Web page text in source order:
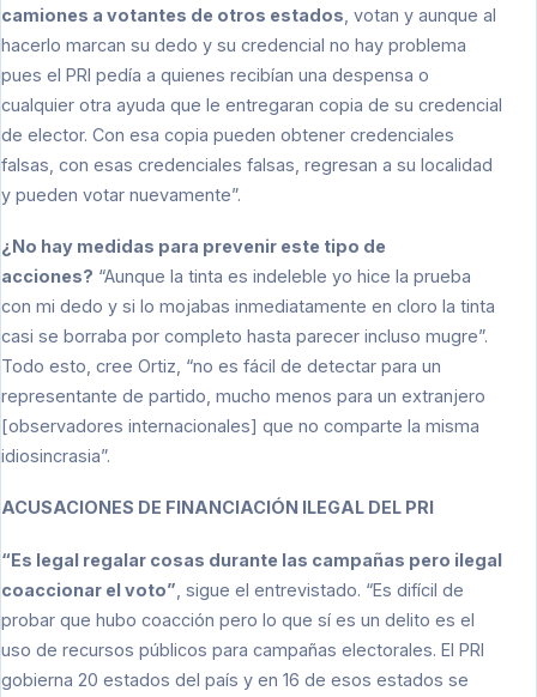
camiones a votantes de otros estados , votan y aunque al
hacerlo marcan su dedo y su credencial no hay problema
pues el PRI pedía a quienes recibían una despensa o
cualquier otra ayuda que le entregaran copia de su credencial
de elector. Con esa copia pueden obtener credenciales
falsas, con esas credenciales falsas, regresan a su localidad
y pueden votar nuevamente”.
¿No hay medidas para prevenir este tipo de
acciones? “Aunque la tinta es indeleble yo hice la prueba
con mi dedo y si lo mojabas inmediatamente en cloro la tinta
casi se borraba por completo hasta parecer incluso mugre”.
Todo esto, cree Ortiz, “no es fácil de detectar para un
representante de partido, mucho menos para un extranjero
[observadores internacionales] que no comparte la misma
idiosincrasia”.
ACUSACIONES DE FINANCIACIÓN ILEGAL DEL PRI
“Es legal regalar cosas durante las campañas pero ilegal
coaccionar el voto” , sigue el entrevistado. “Es difícil de
probar que hubo coacción pero lo que sí es un delito es el
uso de recursos públicos para campañas electorales. El PRI
gobierna 20 estados del país y en 16 de esos estados se